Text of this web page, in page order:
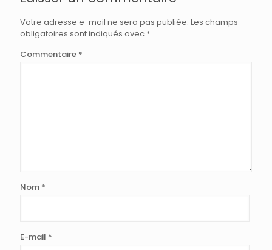
Votre adresse e-mail ne sera pas publiée. Les champs
obligatoires sont indiqués avec *
Commentaire *
Nom *
E-mail *